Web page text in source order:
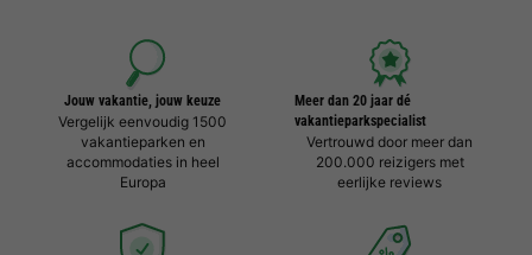
Jouw vakantie, jouw keuze
Vergelijk eenvoudig 1500
vakantieparken en
accommodaties in heel
Europa
Meer dan 20 jaar dé
vakantieparkspecialist
Vertrouwd door meer dan
200.000 reizigers met
eerlijke reviews